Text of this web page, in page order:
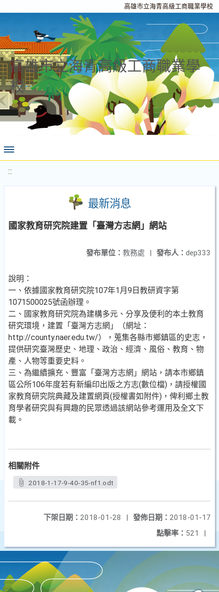
高雄市立海青高級工商職業學校
高雄市立海青高級工商職業學
校
:::
最新消息
國家教育研究院建置「臺灣方志網」網站
發布人： dep333
發布單位： 教務處 |
說明：
一、依據國家教育研究院107年1月9日教研資字第
1071500025號函辦理。
二、國家教育研究院為建構多元、分享及便利的本土教育
研究環境，建置「臺灣方志網」（網址：
http://county.naer.edu.tw/），蒐集各縣市鄉鎮區的史志，
提供研究臺灣歷史、地理、政治、經濟、風俗、教育、物
產、人物等重要史料。
三、為繼續擴充、豐富「臺灣方志網」網站，請本市鄉鎮
區公所106年度若有新編印出版之方志(數位檔)，請授權國
家教育研究院典藏及建置網頁(授權書如附件)，俾利鄉土教
育學者研究與有興趣的民眾透過該網站參考運用及全文下
載。
相關附件
2018-1-17-9-40-35-nf1.odt
發佈日期： 2018-01-17
下架日期： 2018-01-28
|
點擊率： 521 |